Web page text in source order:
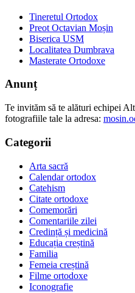
Tineretul Ortodox
Preot Octavian Moșin
Biserica USM
Localitatea Dumbrava
Masterate Ortodoxe
Anunț
Te invităm să te alături echipei
fotografiile tale la adresa:
Categorii
Arta sacră
Calendar ortodox
Catehism
Citate ortodoxe
Comemorări
Comentariile zilei
Credință și medicină
Educația creștină
Familia
Femeia creștină
Filme ortodoxe
Iconografie